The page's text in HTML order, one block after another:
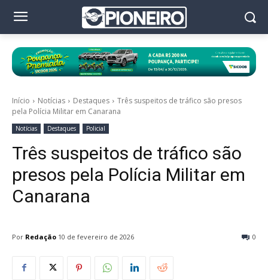
Início Notícias Destaques
Três suspeitos de tráfico são presos
pela Polícia Militar em Canarana
Notícias Destaques Policial
Três suspeitos de tráfico são
presos pela Polícia Militar em
Canarana
Por Redação 0
10 de fevereiro de 2026